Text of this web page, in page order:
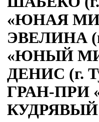
«ЮНАЯ
ЭВЕЛИНА
«ЮНЫЙ
ДЕНИС (г.
ГРАН-ПРИ
КУДРЯВЫЙ